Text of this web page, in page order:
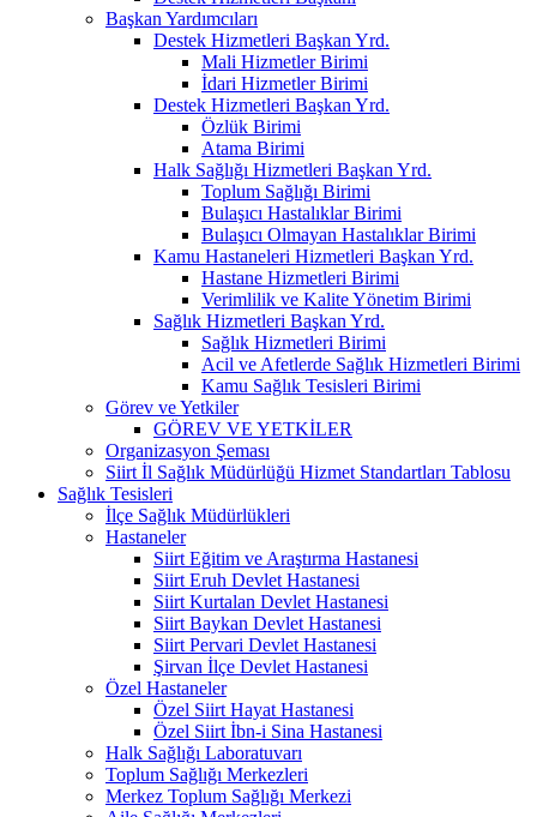
Başkan Yardımcıları
Destek Hizmetleri Başkan Yrd.
Mali Hizmetler Birimi
İdari Hizmetler Birimi
Destek Hizmetleri Başkan Yrd.
Özlük Birimi
Atama Birimi
Halk Sağlığı Hizmetleri Başkan Yrd.
Toplum Sağlığı Birimi
Bulaşıcı Hastalıklar Birimi
Bulaşıcı Olmayan Hastalıklar Birimi
Kamu Hastaneleri Hizmetleri Başkan Yrd.
Hastane Hizmetleri Birimi
Verimlilik ve Kalite Yönetim Birimi
Sağlık Hizmetleri Başkan Yrd.
Sağlık Hizmetleri Birimi
Acil ve Afetlerde Sağlık Hizmetleri Birimi
Kamu Sağlık Tesisleri Birimi
Görev ve Yetkiler
GÖREV VE YETKİLER
Organizasyon Şeması
Siirt İl Sağlık Müdürlüğü Hizmet Standartları Tablosu
Sağlık Tesisleri
İlçe Sağlık Müdürlükleri
Hastaneler
Siirt Eğitim ve Araştırma Hastanesi
Siirt Eruh Devlet Hastanesi
Siirt Kurtalan Devlet Hastanesi
Siirt Baykan Devlet Hastanesi
Siirt Pervari Devlet Hastanesi
Şirvan İlçe Devlet Hastanesi
Özel Hastaneler
Özel Siirt Hayat Hastanesi
Özel Siirt İbn-i Sina Hastanesi
Halk Sağlığı Laboratuvarı
Toplum Sağlığı Merkezleri
Merkez Toplum Sağlığı Merkezi